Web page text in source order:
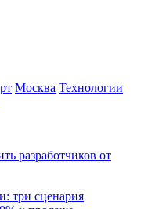
Москва Технологии
разработчиков от
три сценария